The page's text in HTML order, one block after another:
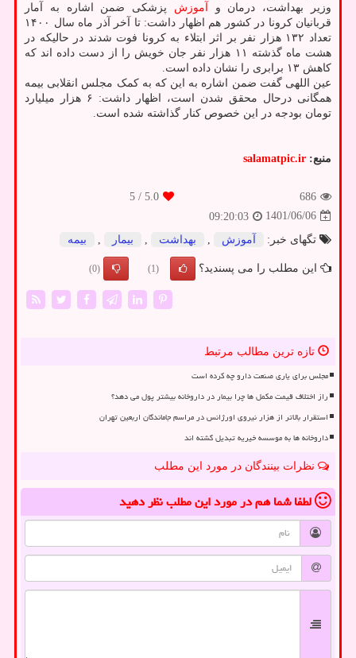
وزیر بهداشت، درمان و آموزش پزشکی ضمن اشاره به آمار
قربانیان کرونا در کشور هم اظهار داشت: تا آخر آذر ماه سال ۱۴۰۰
تعداد ۱۳۲ هزار نفر بر اثر ابتلاء به کرونا فوت شدند در حالیکه در
هشت ماه گذشته ۱۱ هزار نفر جان خویش را از دست داده اند که
کاهش ۱۳ برابری را نشان داده است.
عین اللهی گفت ضمن اشاره به این که به کمک مجلس انقلابی بیمه
همگانی درحال محقق شدن است، اظهار داشت: ۶ هزار میلیارد
تومان بودجه در این خصوص کنار گذاشته شده است.
منبع: salamatpic.ir
686
5.0
/ 5
1401/06/06
09:20:03
تگهای خبر:
آموزش بهداشت بیمار بیمه
این مطلب را می پسندید؟ (1)
(0)
تازه ترین مطالب مرتبط
مجلس برای یاری صنعت دارو چه کرده است
راز اختلاف قیمت مکمل ها چرا بیمار در داروخانه بیشتر پول می دهد؟
استقرار بالاتر از هزار نیروی اورژانس در مراسم جاماندگان اربعین تهران
داروخانه ها به موسسه خیریه تبدیل گشته اند
نظرات بینندگان در مورد این مطلب
لطفا شما همدر مورد این مطلبنظر دهید